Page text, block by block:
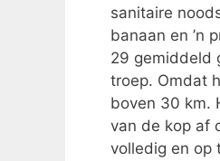
sanitaire
banaan en ’n
29 gemiddeld
troep. Omdat
boven 30 km.
van de kop af
volledig en op